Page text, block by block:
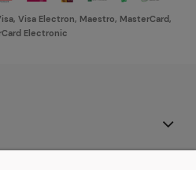
Visa Electron, Maestro, MasterCard,
Electronic